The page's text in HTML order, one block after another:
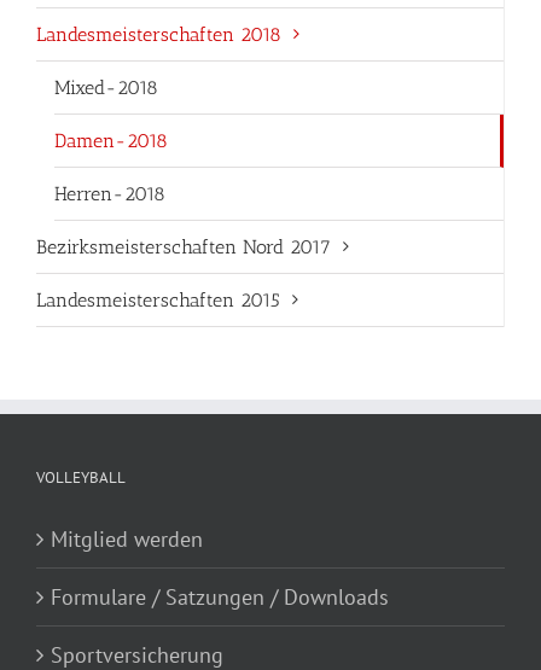
Landesmeisterschaften 2018
Mixed-2018
Damen-2018
Herren-2018
Bezirksmeisterschaften Nord 2017
Landesmeisterschaften 2015
VOLLEYBALL
Mitglied werden
Formulare / Satzungen / Downloads
Sportversicherung